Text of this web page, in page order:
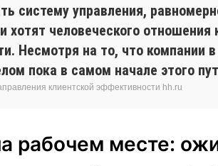
систему управления,
человеческого
Несмотря на то, что компании
пока в самом начале этого
клиентской эффективности hh.ru
рабочем месте: